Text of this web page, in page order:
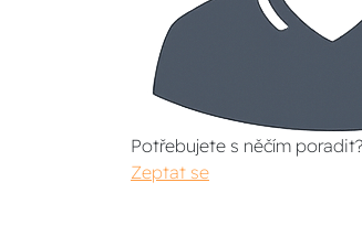
Potřebujete s něčím poradit?
Zeptat se